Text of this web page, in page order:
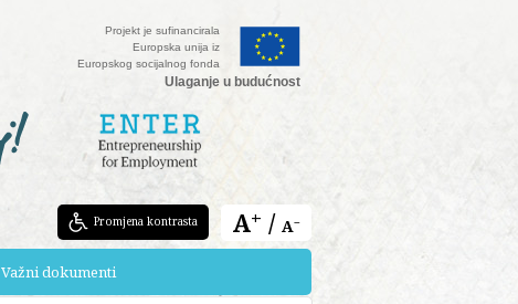
Projekt je sufinancirala
Europska unija iz
Europskog socijalnog fonda
Ulaganje u budućnost
Promjena kontrasta A⁺ / A⁻
Važni dokumenti